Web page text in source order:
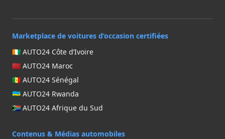
Marketplace de voitures d’occasion certifiées
🇨🇮 AUTO24 Côte d’Ivoire
🇲🇦 AUTO24 Maroc
🇸🇳 AUTO24 Sénégal
🇷🇼 AUTO24 Rwanda
🇿🇦 AUTO24 Afrique du Sud
Contenus & Médias automobiles